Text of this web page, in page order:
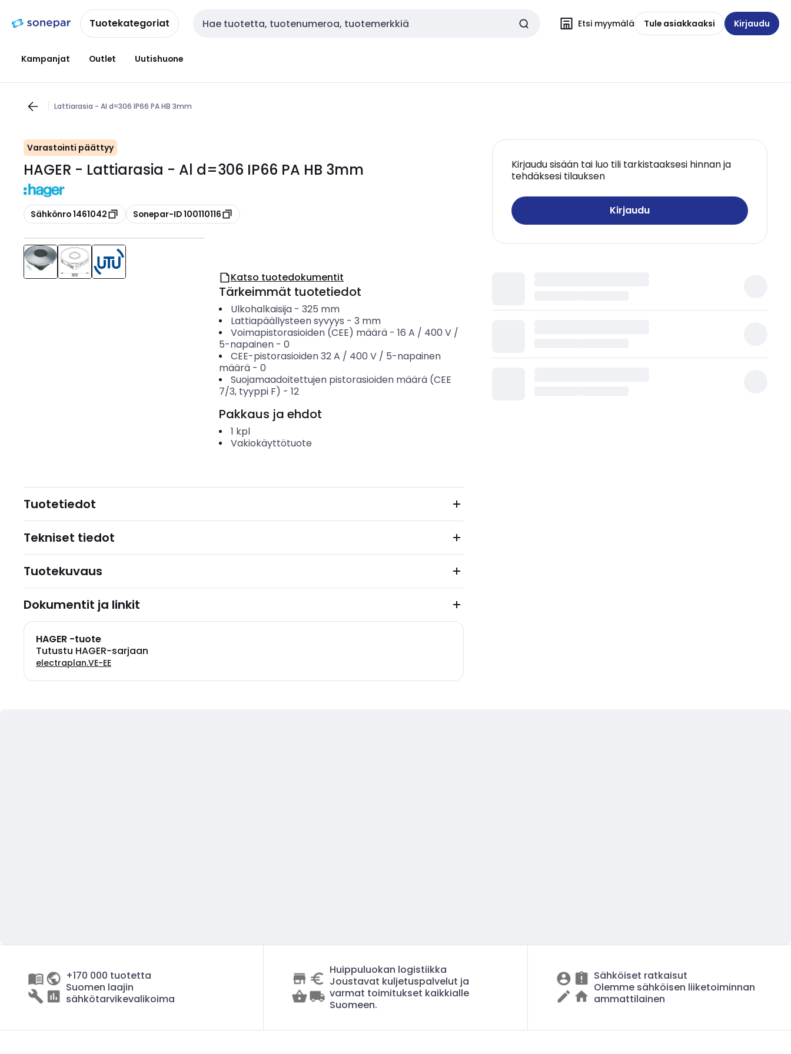
navigointiinsisältöönTuotekategoriat Haku Etsi myymälä Tule asiakkaaksi Kirjaudu
Kampanjat Outlet Uutishuone
Lattiarasia - Al d=306 IP66 PA HB 3mm
Varastointi päättyy
HAGER - Lattiarasia - Al d=306 IP66 PA HB 3mm
Kopioi
Sähkönro 1461042 Kopioi
Sonepar-ID 100110116
Kirjaudu sisään tai luo tili tarkistaaksesi hinnan ja
tehdäksesi tilauksen
Kirjaudu
Katso tuotedokumentit
Tärkeimmät tuotetiedot
Ulkohalkaisija- 325 mm
Lattiapäällysteen syvyys - 3 mm
Voimapistorasioiden (CEE) määrä - 16 A / 400 V /
5-napainen - 0
CEE-pistorasioiden 32 A / 400 V / 5-napainen
määrä - 0
Suojamaadoitettujen pistorasioiden määrä (CEE
7/3, tyyppi F) - 12
Pakkaus ja ehdot
1 kpl
Vakiokäyttötuote
Tuotetiedot
Tekniset tiedot
Tuotekuvaus
Dokumentit ja linkit
HAGER -tuote
Tutustu HAGER-sarjaan
electraplan.VE-EE
+170 000 tuotetta
Suomen laajin
sähkötarvikevalikoima
Huippuluokan logistiikka
Joustavat kuljetuspalvelut ja
varmat toimitukset kaikkialle
Suomeen.
Sähköiset ratkaisut
Olemme sähköisen liiketoiminnan
ammattilainen